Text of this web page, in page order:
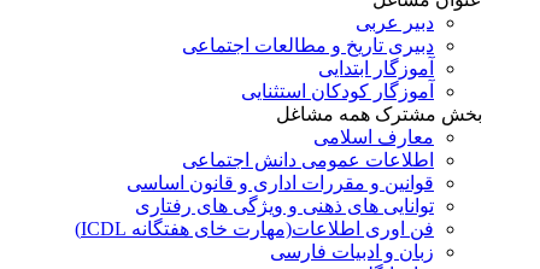
دبير عربی
دبیری تاریخ و مطالعات اجتماعی
آموزگار ابتدایی
آموزگار کودکان استثنایی
بخش مشترک همه مشاغل
معارف اسلامی
اطلاعات عمومی دانش اجتماعی
قوانین و مقررات اداری و قانون اساسی
توانایی های ذهنی و ویژگی های رفتاری
فن اوری اطلاعات(مهارت خای هفتگانه ICDL)
زبان و ادبیات فارسی